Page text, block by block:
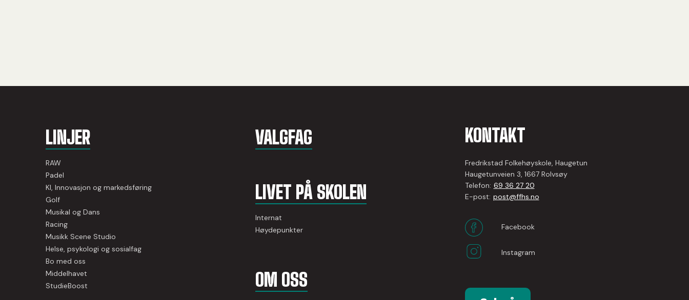
LINJER
RAW
Padel
KI, Innovasjon og markedsføring
Golf
Musikal og Dans
Racing
Musikk Scene Studio
Helse, psykologi og sosialfag
Bo med oss
Middelhavet
StudieBoost
VALGFAG
LIVET PÅ SKOLEN
Internat
Høydepunkter
OM OSS
KONTAKT
Fredrikstad Folkehøyskole, Haugetun
Haugetunveien 3, 1667 Rolvsøy
Telefon: 69 36 27 20
E-post: post@ffhs.no
Facebook
Instagram